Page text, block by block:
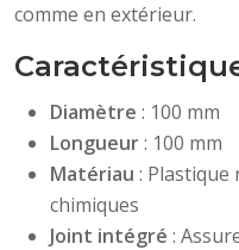
comme en extérieur.
Diamètre : 100 mm
Longueur: 100 mm
Matériau :
chimiques
Joint intégré :